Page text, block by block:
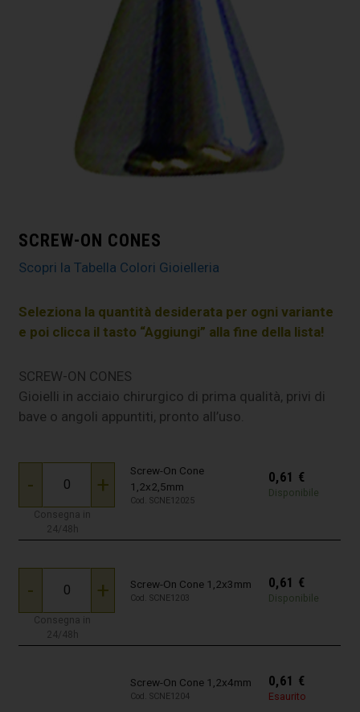
SCREW-ON CONES
Scopri la Tabella Colori Gioielleria
Seleziona la quantità desiderata per ogni variante
e poi clicca il tasto “Aggiungi” alla fine della lista!
SCREW-ON CONES
Gioielli in acciaio chirurgico di prima qualità, privi di
bave o angoli appuntiti, pronto all’uso.
- +
Consegna in
24/48h
Screw-On Cone
1,2x2,5mm
Cod. SCNE12025
0,61 €
Disponibile
- +
Consegna in
24/48h
Screw-On Cone 1,2x3mm
Cod. SCNE1203
0,61 €
Disponibile
Screw-On Cone 1,2x4mm
Cod. SCNE1204
0,61 €
Esaurito